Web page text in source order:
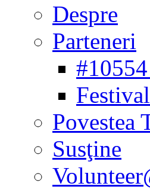
Despre
Parteneri
Povestea
Susţine